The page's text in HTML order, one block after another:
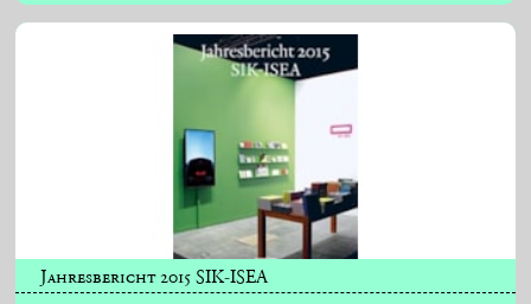
Jahresbericht 2015 SIK-ISEA